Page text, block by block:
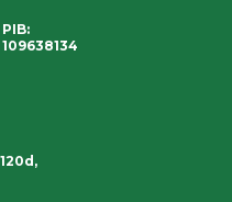
PIB:
109638134